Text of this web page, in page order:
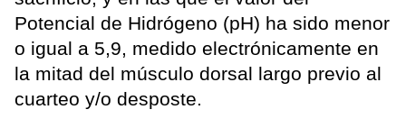
Potencial de Hidrógeno (pH) ha sido menor
o igual a 5,9, medido electrónicamente en
la mitad del músculo dorsal largo previo al
cuarteo y/o desposte.